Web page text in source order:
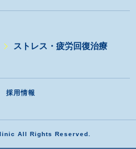
ストレス・疲労回復治療
採用情報
All Rights Reserved.